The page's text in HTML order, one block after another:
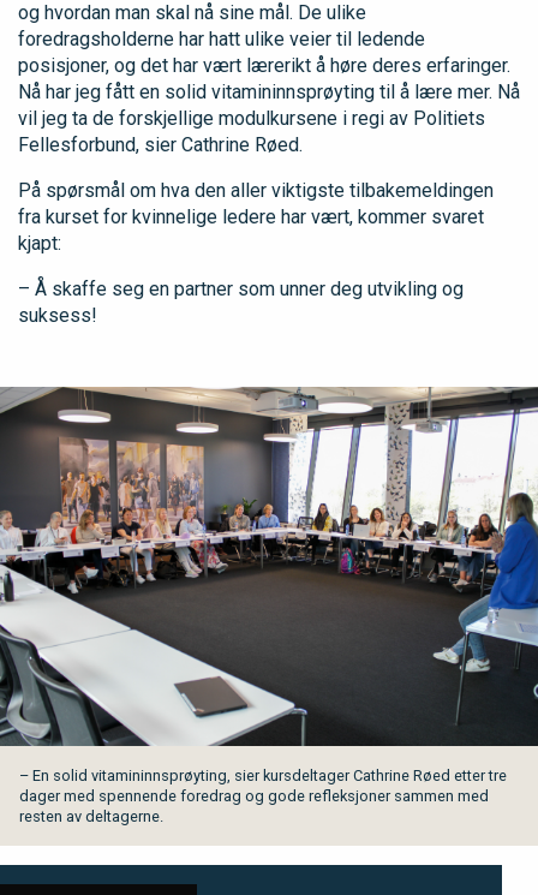
og hvordan man skal nå sine mål. De ulike
foredragsholderne har hatt ulike veier til ledende
posisjoner, og det har vært lærerikt å høre deres erfaringer.
Nå har jeg fått en solid vitamininnsprøyting til å lære mer. Nå
vil jeg ta de forskjellige modulkursene i regi av Politiets
Fellesforbund, sier Cathrine Røed.
På spørsmål om hva den aller viktigste tilbakemeldingen
fra kurset for kvinnelige ledere har vært, kommer svaret
kjapt:
– Å skaffe seg en partner som unner deg utvikling og
suksess!
– En solid vitamininnsprøyting, sier kursdeltager Cathrine Røed etter tre
dager med spennende foredrag og gode refleksjoner sammen med
resten av deltagerne.